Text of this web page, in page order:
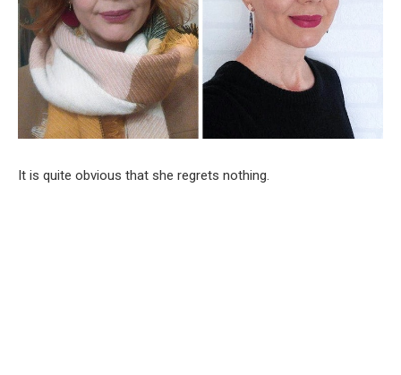
It is quite obvious that she regrets nothing.